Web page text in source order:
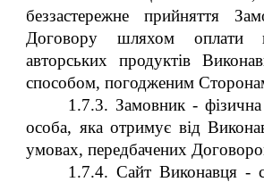
беззастережне прийняття
Договору шляхом оплати
авторських продуктів
способом, погодженим
1.7.3. Замовник -
особа, яка отримує від
умовах, передбачених
1.7.4. Сайт Виконавця -